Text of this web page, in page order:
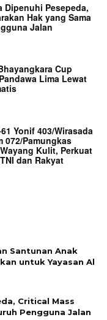
Dipenuhi Pesepeda,
Hak yang Sama
Jalan
Cup
Lima Lewat
Yonif 403/Wirasada
072/Pamungkas
Kulit, Perkuat
dan Rakyat
Santunan Anak
untuk Yayasan Al
Critical Mass
Pengguna Jalan